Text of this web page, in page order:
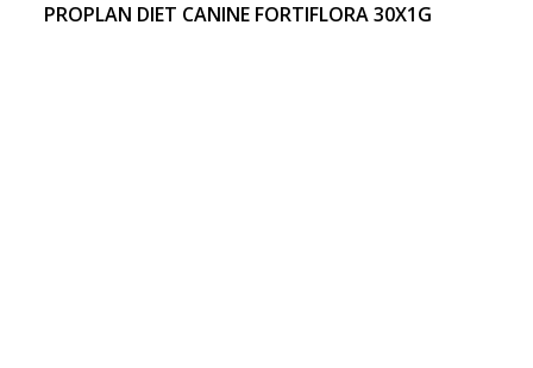
PROPLAN DIET CANINE FORTIFLORA 30X1G